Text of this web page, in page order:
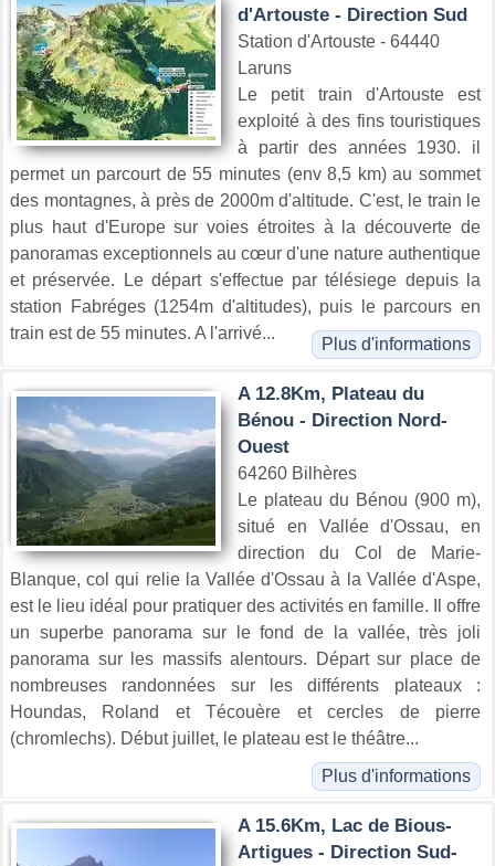
d'Artouste - Direction Sud
Station d'Artouste - 64440
Laruns
Le petit train d'Artouste est
exploité à des fins touristiques
à partir des années 1930. il
permet un parcourt de 55 minutes (env 8,5 km) au sommet
des montagnes, à près de 2000m d'altitude. C'est, le train le
plus haut d'Europe sur voies étroites à la découverte de
panoramas exceptionnels au cœur d'une nature authentique
et préservée. Le départ s'effectue par télésiege depuis la
station Fabréges (1254m d'altitudes), puis le parcours en
train est de 55 minutes. A l'arrivé...
Plus d'informations
A 12.8Km, Plateau du
Bénou - Direction Nord-
Ouest
64260 Bilhères
Le plateau du Bénou (900 m),
situé en Vallée d'Ossau, en
direction du Col de Marie-
Blanque, col qui relie la Vallée d'Ossau à la Vallée d'Aspe,
est le lieu idéal pour pratiquer des activités en famille. Il offre
un superbe panorama sur le fond de la vallée, très joli
panorama sur les massifs alentours. Départ sur place de
nombreuses randonnées sur les différents plateaux :
Houndas, Roland et Técouère et cercles de pierre
(chromlechs). Début juillet, le plateau est le théâtre...
Plus d'informations
A 15.6Km, Lac de Bious-
Artigues - Direction Sud-